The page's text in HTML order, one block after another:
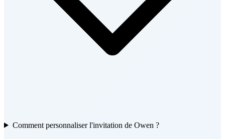
Comment personnaliser l'invitation de Owen ?